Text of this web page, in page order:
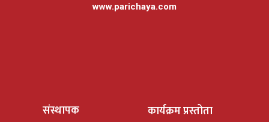
www.parichaya.com
संस्थापक कार्यक्रम प्रस्तोता